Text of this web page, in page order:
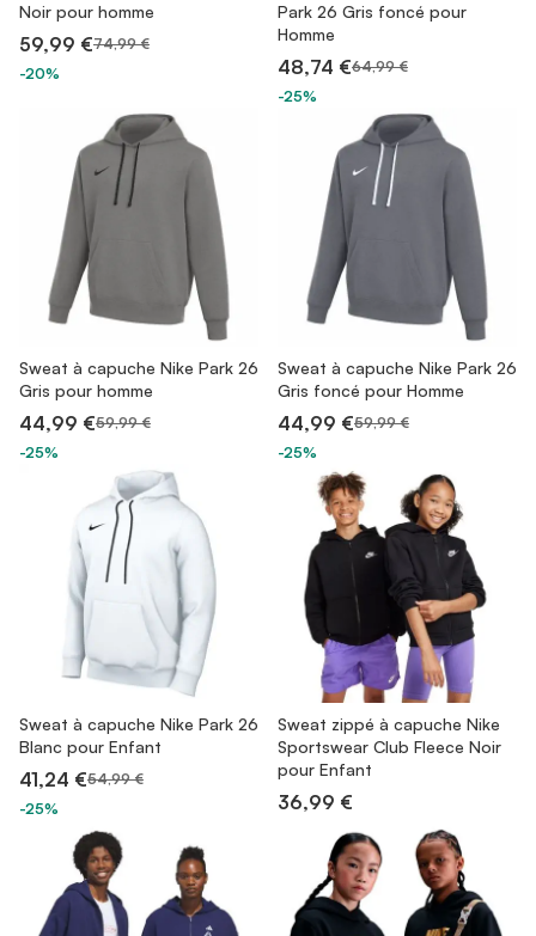
Noir pour homme
59,99 €74,99 €
-20%
Park 26 Gris foncé pour
Homme
48,74 €64,99 €
-25%
Sweat à capuche Nike Park 26
Gris pour homme
44,99 €59,99 €
-25%
Sweat à capuche Nike Park 26
Gris foncé pour Homme
44,99 €59,99 €
-25%
Sweat à capuche Nike Park 26
Blanc pour Enfant
41,24 €54,99 €
-25%
Sweat zippé à capuche Nike
Sportswear Club Fleece Noir
pour Enfant
36,99 €